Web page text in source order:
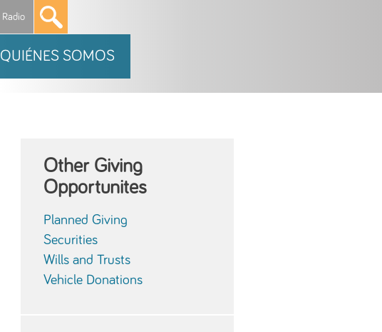
Radio *
QUIÉNES SOMOS
Other Giving
Opportunites
Planned Giving
Securities
Wills and Trusts
Vehicle Donations